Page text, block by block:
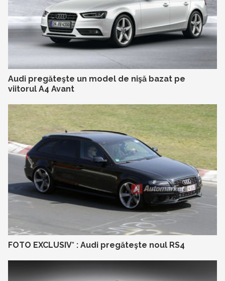
Audi pregăteşte un model de nişă bazat pe
viitorul A4 Avant
FOTO EXCLUSIV* : Audi pregăteşte noul RS4